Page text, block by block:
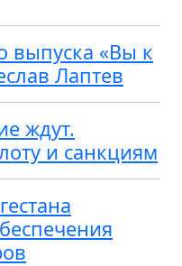
выпуска «Вы к
Лаптев
ждут.
и санкциям